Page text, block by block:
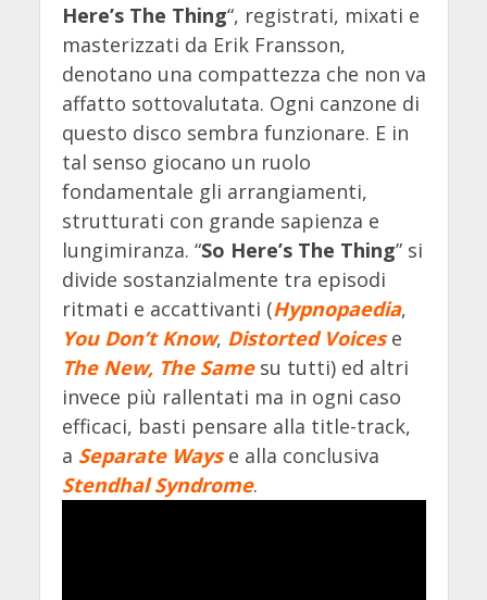
Here’s The Thing“, registrati, mixati e
masterizzati da Erik Fransson,
denotano una compattezza che non va
affatto sottovalutata. Ogni canzone di
questo disco sembra funzionare. E in
tal senso giocano un ruolo
fondamentale gli arrangiamenti,
strutturati con grande sapienza e
lungimiranza. “So Here’s The Thing” si
divide sostanzialmente tra episodi
ritmati e accattivanti (Hypnopaedia,
You Don’t Know, Distorted Voicese
The New, The Samesu tutti) ed altri
invece più rallentati ma in ogni caso
efficaci, basti pensare alla title-track,
a Separate Ways e alla conclusiva
Stendhal Syndrome.